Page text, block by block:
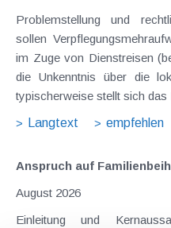
Problemstellung und rechtlicher
sollen
im Zuge von Dienstreisen
die Unkenntnis über die
typischerweise stellt sich das
Langtext
empfehlen
Anspruch auf
August 2026
Einleitung und